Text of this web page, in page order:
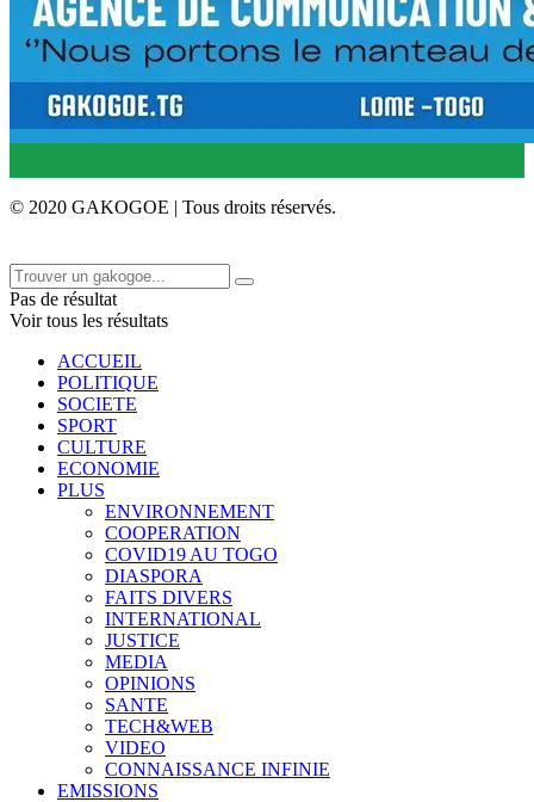
© 2020 GAKOGOE | Tous droits réservés.
Pas de résultat
Voir tous les résultats
ACCUEIL
POLITIQUE
SOCIETE
SPORT
CULTURE
ECONOMIE
PLUS
ENVIRONNEMENT
COOPERATION
COVID19 AU TOGO
DIASPORA
FAITS DIVERS
INTERNATIONAL
JUSTICE
MEDIA
OPINIONS
SANTE
TECH&WEB
VIDEO
CONNAISSANCE INFINIE
EMISSIONS